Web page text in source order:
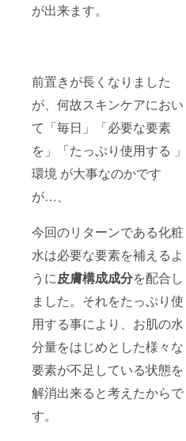
が出来ます。
前置きが長くなりました
が、何故スキンケアにおい
て「毎日」「必要な要素
を」「たっぷり使用する 」
環境 が大事なのかです
が…、
今回のリターンである化粧
水は必要な要素を補えるよ
うに皮膚構成成分を配合し
ました。それをたっぷり使
用する事により、お肌の水
分量をはじめとした様々な
要素が不足している状態を
解消出来ると考えたからで
す。